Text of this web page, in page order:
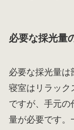
必要な採光量
必要な採光量は
寝室はリラック
ですが、手元の
量が必要です。